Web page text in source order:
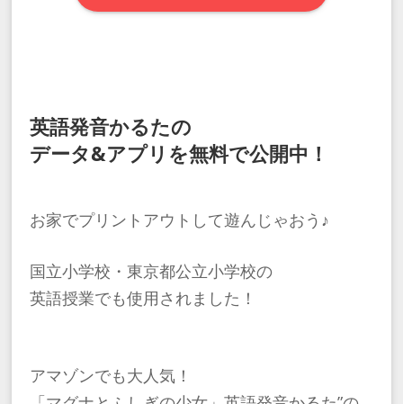
英語発音かるたの
データ&アプリを無料で公開中！
お​家でプリントアウトして遊んじゃおう♪
国立小学校・東京都公立小学校の
英語授業でも使用されました！
​アマゾンでも大人気！